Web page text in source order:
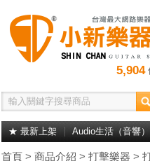
5,904
★ 最新上架 Audio生活（音響）
首頁 > 商品介紹 > 打擊樂器 >